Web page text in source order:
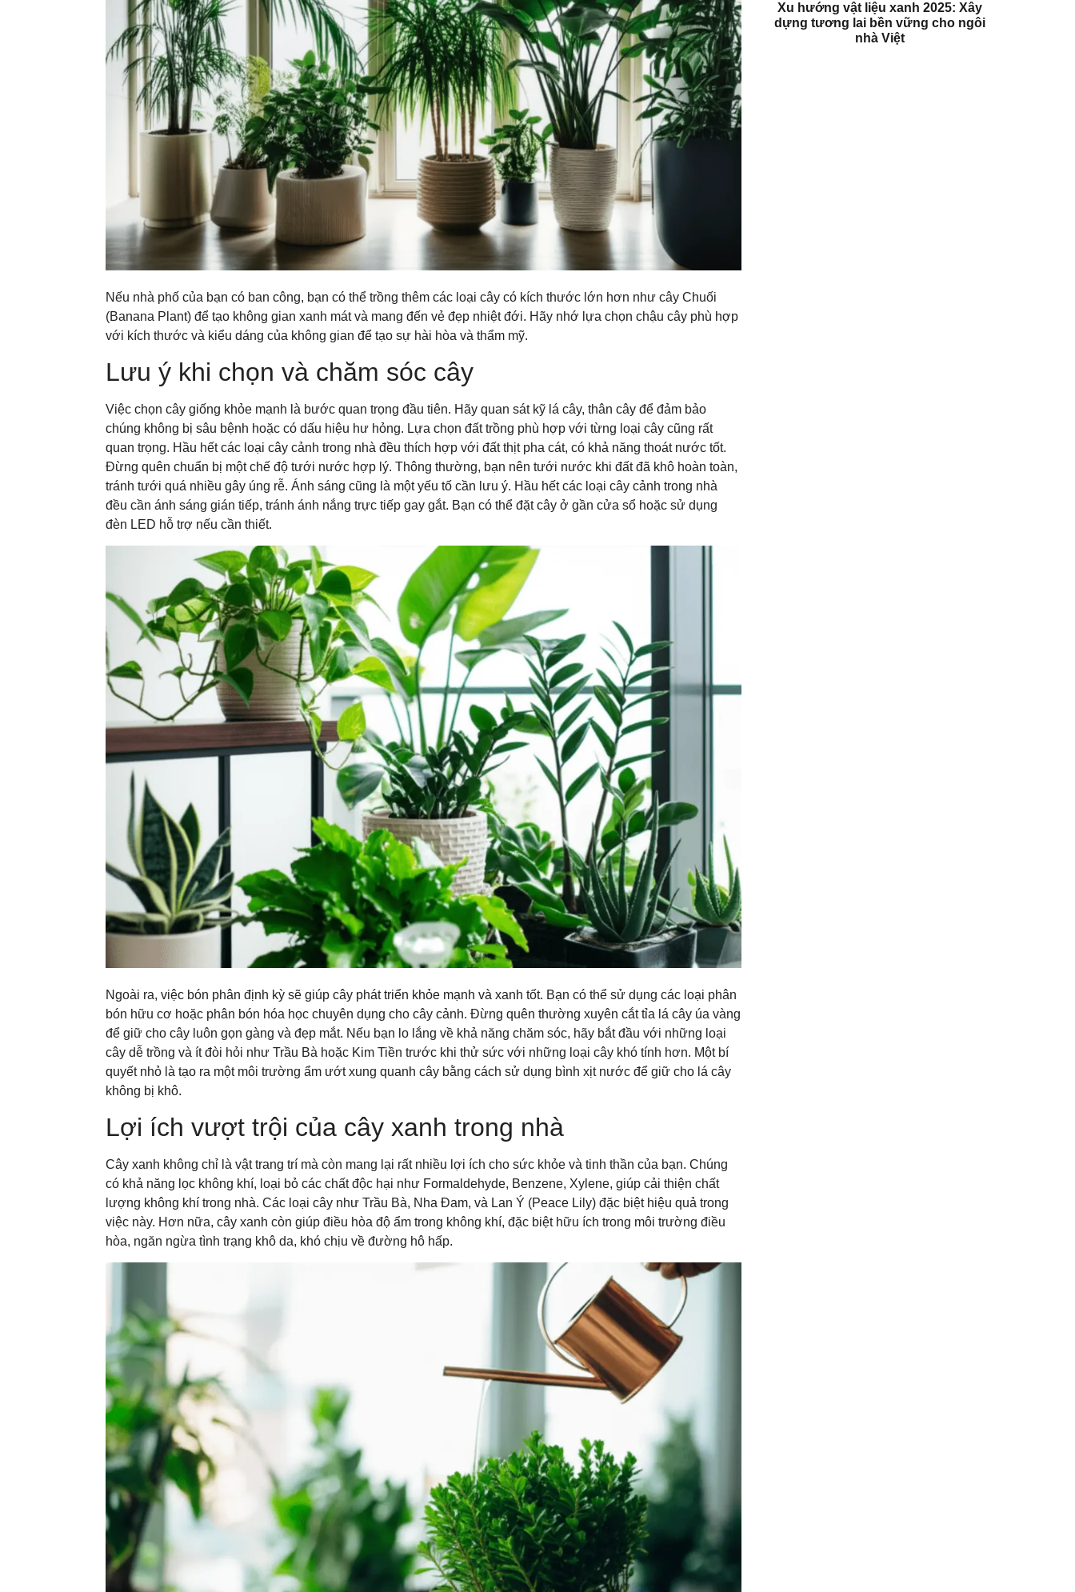
Nếu nhà phố của bạn có ban công, bạn có thể trồng thêm các loại cây có kích thước lớn hơn như cây Chuối
(Banana Plant) để tạo không gian xanh mát và mang đến vẻ đẹp nhiệt đới. Hãy nhớ lựa chọn chậu cây phù hợp
với kích thước và kiểu dáng của không gian để tạo sự hài hòa và thẩm mỹ.
Lưu ý khi chọn và chăm sóc cây
Việc chọn cây giống khỏe mạnh là bước quan trọng đầu tiên. Hãy quan sát kỹ lá cây, thân cây để đảm bảo
chúng không bị sâu bệnh hoặc có dấu hiệu hư hỏng. Lựa chọn đất trồng phù hợp với từng loại cây cũng rất
quan trọng. Hầu hết các loại cây cảnh trong nhà đều thích hợp với đất thịt pha cát, có khả năng thoát nước tốt.
Đừng quên chuẩn bị một chế độ tưới nước hợp lý. Thông thường, bạn nên tưới nước khi đất đã khô hoàn toàn,
tránh tưới quá nhiều gây úng rễ. Ánh sáng cũng là một yếu tố cần lưu ý. Hầu hết các loại cây cảnh trong nhà
đều cần ánh sáng gián tiếp, tránh ánh nắng trực tiếp gay gắt. Bạn có thể đặt cây ở gần cửa sổ hoặc sử dụng
đèn LED hỗ trợ nếu cần thiết.
Ngoài ra, việc bón phân định kỳ sẽ giúp cây phát triển khỏe mạnh và xanh tốt. Bạn có thể sử dụng các loại phân
bón hữu cơ hoặc phân bón hóa học chuyên dụng cho cây cảnh. Đừng quên thường xuyên cắt tỉa lá cây úa vàng
để giữ cho cây luôn gọn gàng và đẹp mắt. Nếu bạn lo lắng về khả năng chăm sóc, hãy bắt đầu với những loại
cây dễ trồng và ít đòi hỏi như Trầu Bà hoặc Kim Tiền trước khi thử sức với những loại cây khó tính hơn. Một bí
quyết nhỏ là tạo ra một môi trường ẩm ướt xung quanh cây bằng cách sử dụng bình xịt nước để giữ cho lá cây
không bị khô.
Lợi ích vượt trội của cây xanh trong nhà
Cây xanh không chỉ là vật trang trí mà còn mang lại rất nhiều lợi ích cho sức khỏe và tinh thần của bạn. Chúng
có khả năng lọc không khí, loại bỏ các chất độc hại như Formaldehyde, Benzene, Xylene, giúp cải thiện chất
lượng không khí trong nhà. Các loại cây như Trầu Bà, Nha Đam, và Lan Ý (Peace Lily) đặc biệt hiệu quả trong
việc này. Hơn nữa, cây xanh còn giúp điều hòa độ ẩm trong không khí, đặc biệt hữu ích trong môi trường điều
hòa, ngăn ngừa tình trạng khô da, khó chịu về đường hô hấp.
Xu hướng vật liệu xanh 2025: Xây
dựng tương lai bền vững cho ngôi
nhà Việt